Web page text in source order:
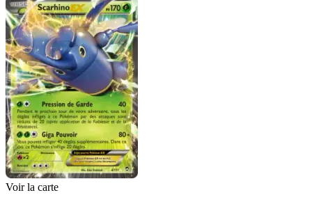
Voir la carte